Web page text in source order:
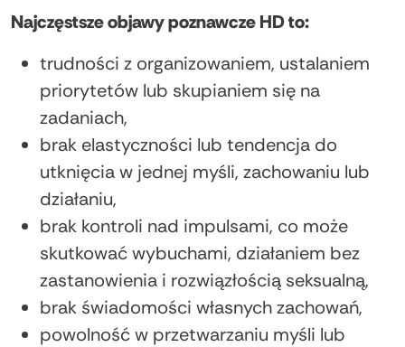
Najczęstsze objawy poznawcze HD to:
trudności z organizowaniem, ustalaniem
priorytetów lub skupianiem się na
zadaniach,
brak elastyczności lub tendencja do
utknięcia w jednej myśli, zachowaniu lub
działaniu,
brak kontroli nad impulsami, co może
skutkować wybuchami, działaniem bez
zastanowienia i rozwiązłością seksualną,
brak świadomości własnych zachowań,
powolność w przetwarzaniu myśli lub